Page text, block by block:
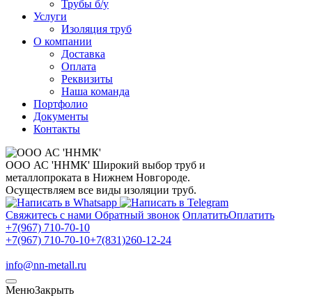
Трубы б/у
Услуги
Изоляция труб
О компании
Доставка
Оплата
Реквизиты
Наша команда
Портфолио
Документы
Контакты
ООО АС 'ННМК' Широкий выбор труб и
металлопроката в Нижнем Новгороде.
Осуществляем все виды изоляции труб.
Свяжитесь с нами Обратный звонок ОплатитьОплатить
+7(967) 710-70-10
+7(967) 710-70-10+7(831)260-12-24
info@nn-metall.ru
МенюЗакрыть